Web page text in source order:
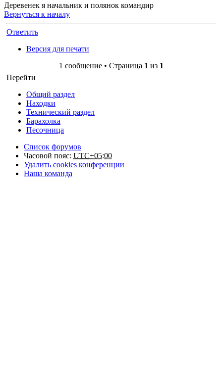
Деревенек я начальник и полянок командир
Вернуться к началу
Ответить
Версия для печати
1 сообщение • Страница 1 из 1
Перейти
Общий раздел
Находки
Технический раздел
Барахолка
Песочница
Список форумов
Часовой пояс: UTC+05:00
Удалить cookies конференции
Наша команда